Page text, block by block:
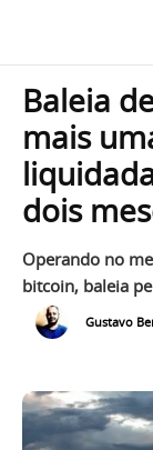
Baleia
mais
dois
Operando no
bitcoin, baleia
Gustavo